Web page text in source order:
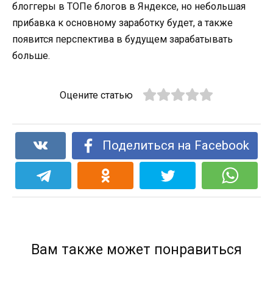
блоггеры в ТОПе блогов в Яндексе, но небольшая
прибавка к основному заработку будет, а также
появится перспектива в будущем зарабатывать
больше.
Оцените статью
Поделиться на Facebook
Вам также может понравиться